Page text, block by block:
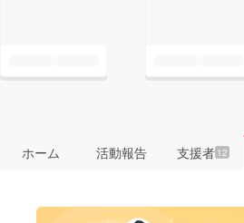
ホーム 活動報告 支援者 12